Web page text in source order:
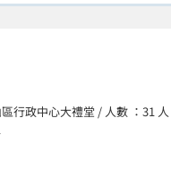
行政中心大禮堂 / 人數 ：31 人